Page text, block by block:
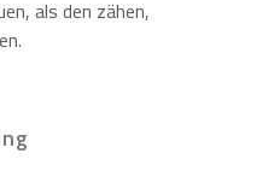
als den zähen,